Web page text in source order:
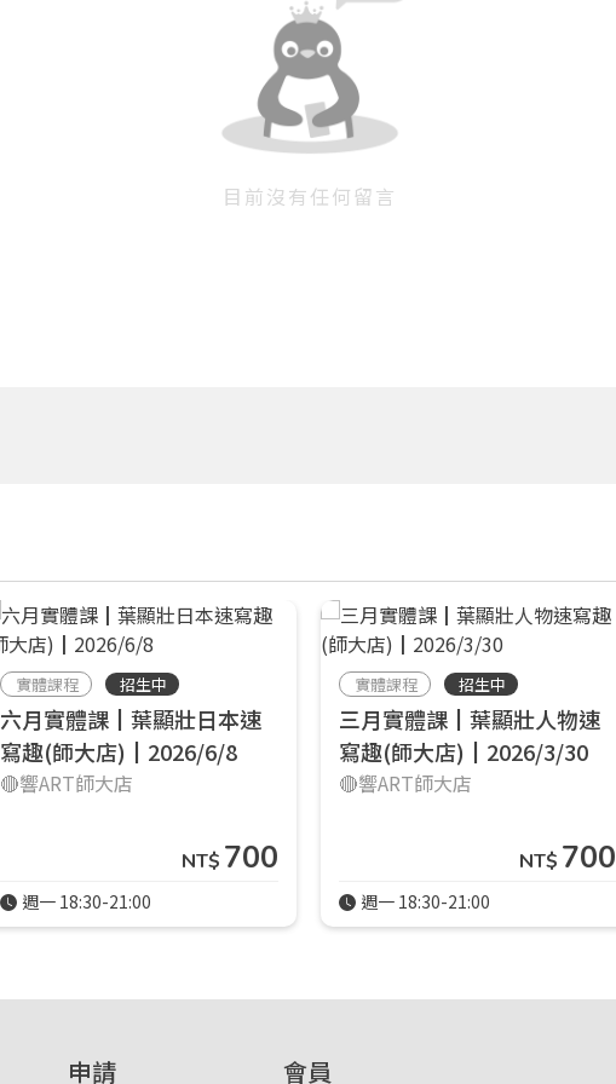
目前沒有任何留言
實體課程 招生中
六月實體課┃葉顯壯日本速
寫趣(師大店)┃2026/6/8
🔴響ART師大店
NT$ 700
週一 18:30-21:00
實體課程 招生中
三月實體課┃葉顯壯人物速
寫趣(師大店)┃2026/3/30
🔴響ART師大店
NT$ 700
週一 18:30-21:00
申請 會員